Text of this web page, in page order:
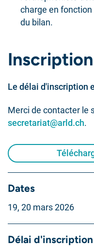
charge en
du bilan.
Inscription
Le délai d'inscription
Merci de contacter le
secretariat@arld.ch.
Dates
19, 20 mars 2026
Délai d'inscription